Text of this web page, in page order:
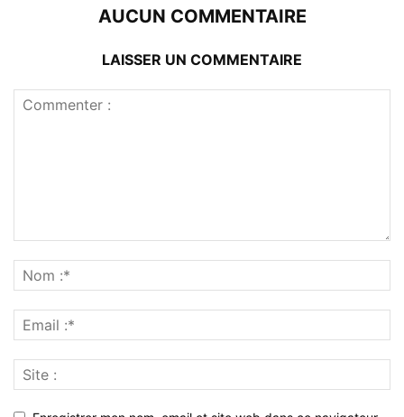
AUCUN COMMENTAIRE
LAISSER UN COMMENTAIRE